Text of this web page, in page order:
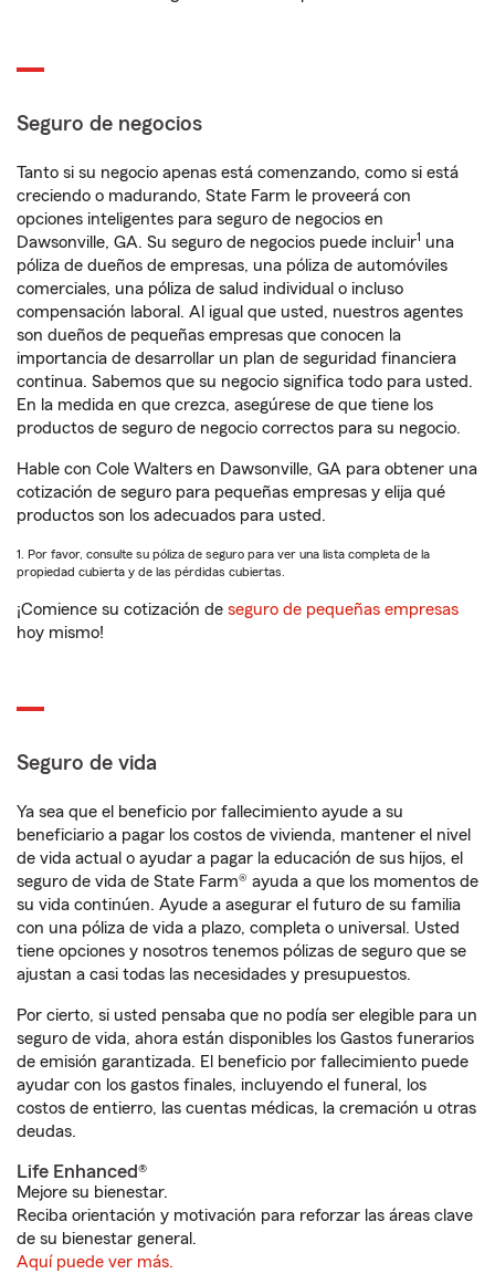
Seguro de negocios
Tanto si su negocio apenas está comenzando, como si está
creciendo o madurando, State Farm le proveerá con
opciones inteligentes para seguro de negocios en
Dawsonville, GA. Su seguro de negocios puede incluir1 una
póliza de dueños de empresas, una póliza de automóviles
comerciales, una póliza de salud individual o incluso
compensación laboral. Al igual que usted, nuestros agentes
son dueños de pequeñas empresas que conocen la
importancia de desarrollar un plan de seguridad financiera
continua. Sabemos que su negocio significa todo para usted.
En la medida en que crezca, asegúrese de que tiene los
productos de seguro de negocio correctos para su negocio.
Hable con Cole Walters en Dawsonville, GA para obtener una
cotización de seguro para pequeñas empresas y elija qué
productos son los adecuados para usted.
1. Por favor, consulte su póliza de seguro para ver una lista completa de la
propiedad cubierta y de las pérdidas cubiertas.
¡Comience su cotización de seguro de pequeñas empresas
hoy mismo!
Seguro de vida
Ya sea que el beneficio por fallecimiento ayude a su
beneficiario a pagar los costos de vivienda, mantener el nivel
de vida actual o ayudar a pagar la educación de sus hijos, el
seguro de vida de State Farm® ayuda a que los momentos de
su vida continúen. Ayude a asegurar el futuro de su familia
con una póliza de vida a plazo, completa o universal. Usted
tiene opciones y nosotros tenemos pólizas de seguro que se
ajustan a casi todas las necesidades y presupuestos.
Por cierto, si usted pensaba que no podía ser elegible para un
seguro de vida, ahora están disponibles los Gastos funerarios
de emisión garantizada. El beneficio por fallecimiento puede
ayudar con los gastos finales, incluyendo el funeral, los
costos de entierro, las cuentas médicas, la cremación u otras
deudas.
Life Enhanced®
Mejore su bienestar.
Reciba orientación y motivación para reforzar las áreas clave
de su bienestar general.
Aquí puede ver más.